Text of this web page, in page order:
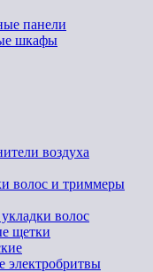
панели
шкафы
воздуха
волос и триммеры
волос
щетки
электробритвы